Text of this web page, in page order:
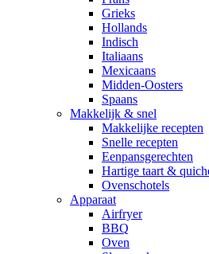
Grieks
Hollands
Indisch
Italiaans
Mexicaans
Midden-Oosters
Spaans
Makkelijk & snel
Makkelijke recepten
Snelle recepten
Eenpansgerechten
Hartige taart &
Ovenschotels
Apparaat
Airfryer
BBQ
Oven